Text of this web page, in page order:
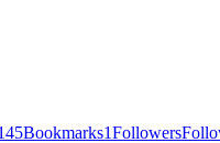
Bookmarks1Followers